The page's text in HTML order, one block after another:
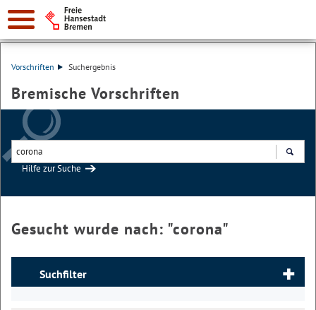
Vorschriften Suchergebnis
Bremische Vorschriften
Hilfe zur Suche
Gesucht wurde nach: "corona"
Suchfilter